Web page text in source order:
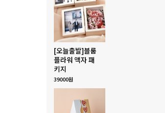
[오늘출발]블룸
플라워 액자 패
키지
39000원